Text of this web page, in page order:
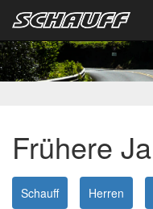
Frühere
Schauff Herren